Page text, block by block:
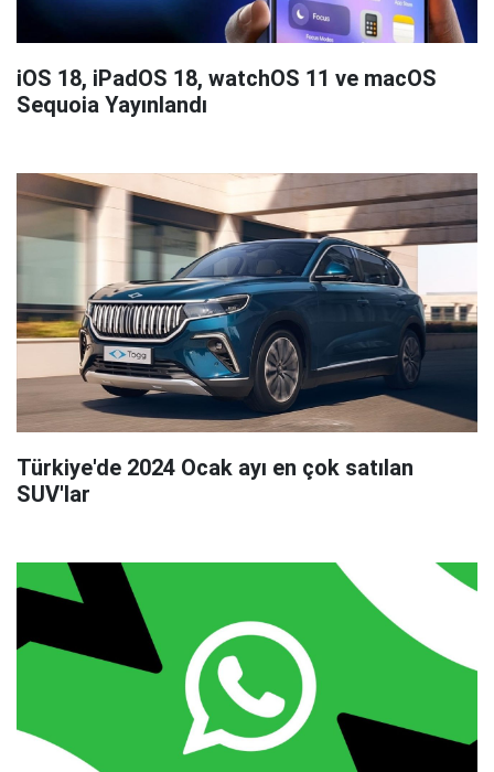
iOS 18, iPadOS 18, watchOS 11 ve macOS
Sequoia Yayınlandı
Türkiye'de 2024 Ocak ayı en çok satılan
SUV'lar